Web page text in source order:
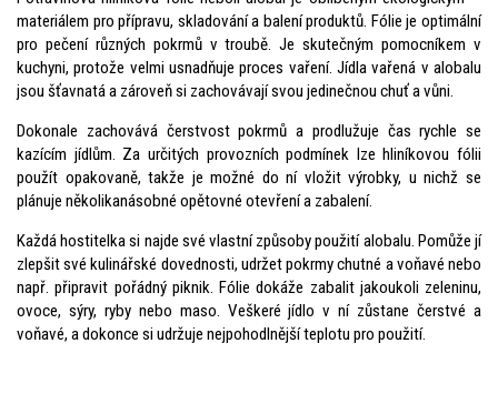
materiálem pro přípravu, skladování a balení produktů. Fólie je optimální
pro pečení různých pokrmů v troubě. Je skutečným pomocníkem v
kuchyni, protože velmi usnadňuje proces vaření. Jídla vařená v alobalu
jsou šťavnatá a zároveň si zachovávají svou jedinečnou chuť a vůni.
Dokonale zachovává čerstvost pokrmů a prodlužuje čas rychle se
kazícím jídlům. Za určitých provozních podmínek lze hliníkovou fólii
použít opakovaně, takže je možné do ní vložit výrobky, u nichž se
plánuje několikanásobné opětovné otevření a zabalení.
Každá hostitelka si najde své vlastní způsoby použití alobalu. Pomůže jí
zlepšit své kulinářské dovednosti, udržet pokrmy chutné a voňavé nebo
např. připravit pořádný piknik. Fólie dokáže zabalit jakoukoli zeleninu,
ovoce, sýry, ryby nebo maso. Veškeré jídlo v ní zůstane čerstvé a
voňavé, a dokonce si udržuje nejpohodlnější teplotu pro použití.